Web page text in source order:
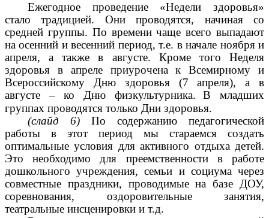
Ежегодное проведение «Недели здоровья»
стало традицией. Они проводятся, начиная со
средней группы. По времени чаще всего выпадают
на осенний и весенний период, т.е. в начале ноября и
апреля, а также в августе. Кроме того Неделя
здоровья в апреле приурочена к Всемирному и
Всероссийскому Дню здоровья (7 апреля), а в
августе – ко Дню физкультурника.
В младших
группах проводятся только Дни здоровья.
(слайд 6) По содержанию педагогической
работы в этот период мы стараемся создать
оптимальные условия для активного отдыха детей.
Это необходимо для преемственности в работе
дошкольного учреждения, семьи и социума через
совместные праздники, проводимые на базе ДОУ,
соревнования, оздоровительные занятия,
театральные инсценировки и т.д.